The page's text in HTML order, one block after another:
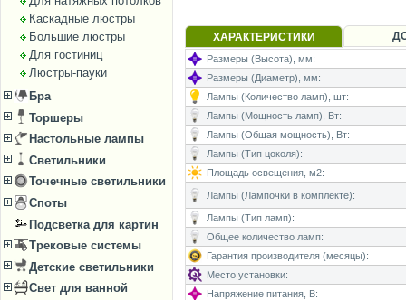
Каскадные люстры
Большие люстры
Для гостиниц
Люстры-пауки
Бра
Торшеры
Настольные лампы
Светильники
Точечные светильники
Споты
Подсветка для картин
Трековые системы
Детские светильники
Свет для ванной
ХАРАКТЕРИСТИКИ
Размеры (Высота), мм:
Размеры (Диаметр), мм:
Лампы (Количество ламп), шт:
Лампы (Мощность ламп), Вт:
Лампы (Общая мощность), Вт:
Лампы (Тип цоколя):
Площадь освещения, м2:
Лампы (Лампочки в комплекте):
Лампы (Тип ламп):
Общее количество ламп:
Гарантия производителя (месяцы):
Место установки:
Напряжение питания, В: